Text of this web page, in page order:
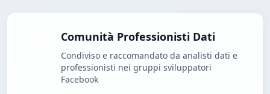
Comunità Professionisti Dati
Condiviso e raccomandato da analisti dati e
professionisti nei gruppi sviluppatori
Facebook